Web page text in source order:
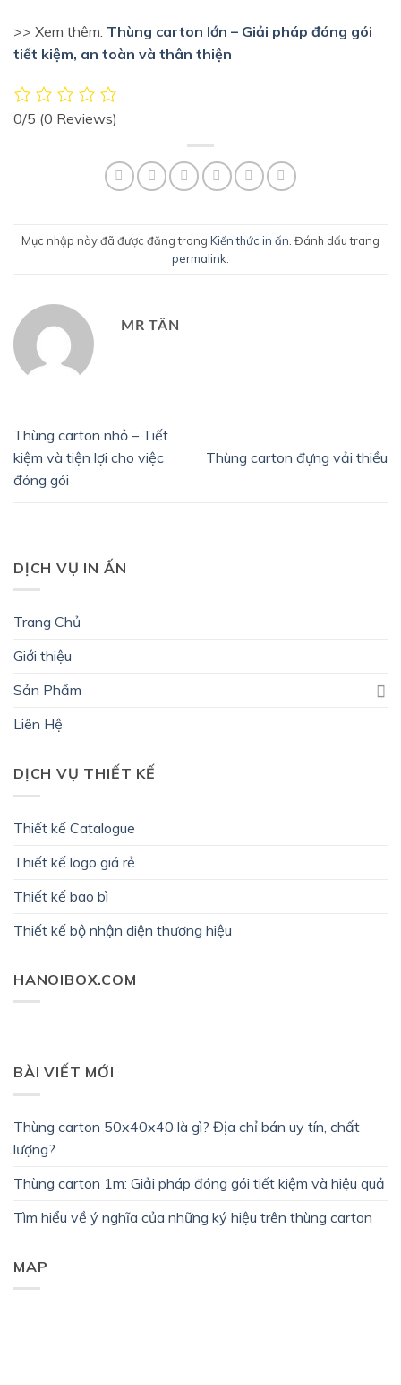
>> Xem thêm: Thùng carton lớn – Giải pháp đóng gói
tiết kiệm, an toàn và thân thiện
0/5 (0 Reviews)
Mục nhập này đã được đăng trong Kiến thức in ấn . Đánh dấu trang
permalink
MR TÂN
Thùng carton nhỏ – Tiết
kiệm và tiện lợi cho việc
đóng gói
Thùng carton đựng vải thiều
DỊCH VỤ IN ẤN
Trang Chủ
Giới thiệu
Sản Phẩm
Liên Hệ
DỊCH VỤ THIẾT KẾ
Thiết kế Catalogue
Thiết kế logo giá rẻ
Thiết kế bao bì
Thiết kế bộ nhận diện thương hiệu
HANOIBOX.COM
BÀI VIẾT MỚI
Thùng carton 50x40x40 là gì? Địa chỉ bán uy tín, chất
lượng?
Thùng carton 1m: Giải pháp đóng gói tiết kiệm và hiệu quả
Tìm hiểu về ý nghĩa của những ký hiệu trên thùng carton
MAP